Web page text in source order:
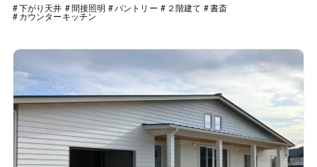
下がり天井
間接照明 パントリー ２階建て 書斎
カウンターキッチン